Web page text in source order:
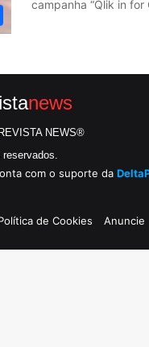
campanha “Qlik in for
news
NEWS®
com o suporte da
de Cookies Anuncie